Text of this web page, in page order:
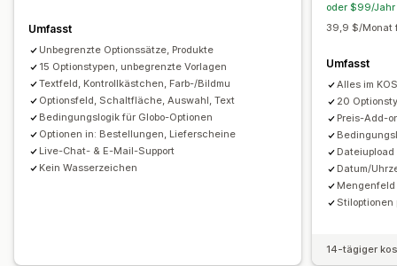
Bedingte Preisgestaltung
Dynamische Preise Add-ons Variantenaufschläge
Einrichtungsgebühren Prämienaufschläge
Inventar
Ausverkaufte Artikel ausblenden
SKU-Verwaltung
Manuelle Updates Automatische Updates
Umfasst
Unbegrenzte Optionssätze, Produkte
15 Optionstypen, unbegrenzte Vorlagen
Textfeld, Kontrollkästchen, Farb-/Bildmu
Optionsfeld, Schaltfläche, Auswahl, Text
Bedingungslogik für Globo-Optionen
Optionen in: Bestellungen, Lieferscheine
Live-Chat- & E-Mail-Support
Kein Wasserzeichen
oder $99/Jahr
39,9 $/Monat
Umfasst
Alles im
20
Preis-Add-
Datum/
Mengenfeld
Stiloptionen
14-tägiger